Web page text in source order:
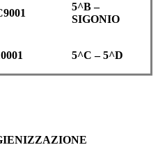
5^B –
SIGONIO
5^C – 5^D